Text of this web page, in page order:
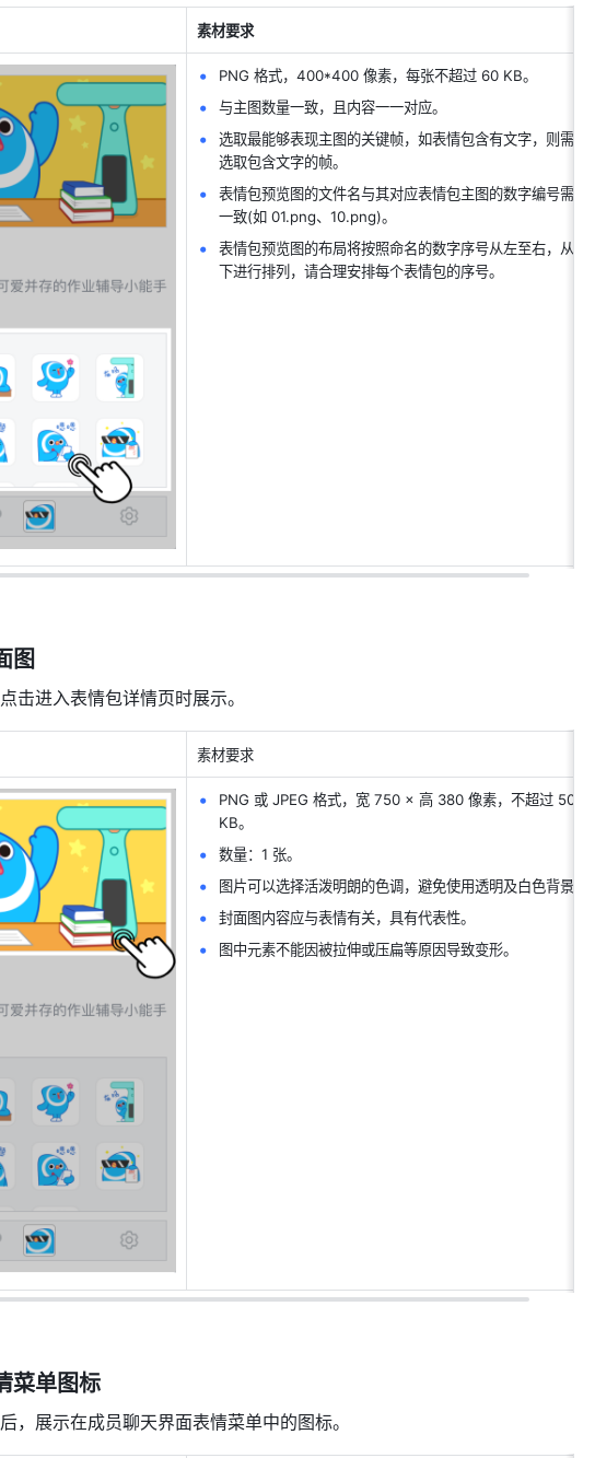
素材要求
PNG 格式，400*400 像素，每张不超过 60 KB。
与主图数量一致，且内容一一对应。
选取最能够表现主图的关键帧，如表情包含有文字，则需尽量
选取包含文字的帧。
表情包预览图的文件名与其对应表情包主图的数字编号需保持
一致(如 01.png、10.png)。
表情包预览图的布局将按照命名的数字序号从左至右，从上至
下进行排列，请合理安排每个表情包的序号。
图
击进入表情包详情页时展示。
素材要求
PNG 或 JPEG 格式，宽 750 × 高 380 像素，不超过 500
KB。
数量：1 张。
图片可以选择活泼明朗的色调，避免使用透明及白色背景。
封面图内容应与表情有关，具有代表性。
图中元素不能因被拉伸或压扁等原因导致变形。
菜单图标
，展示在成员聊天界面表情菜单中的图标。